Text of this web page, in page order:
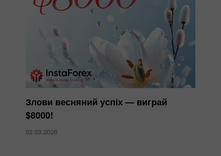
Злови весняний успіх — виграй
$8000!
02.03.2026